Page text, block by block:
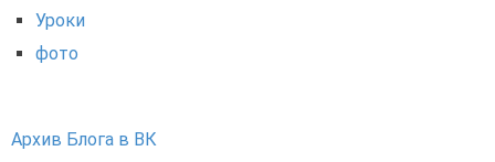
Уроки
фото
Архив Блога в ВК